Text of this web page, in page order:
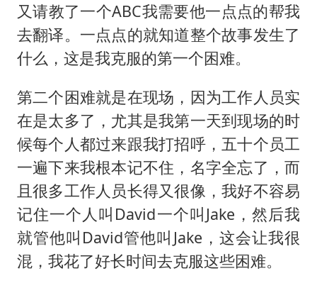
又请教了一个ABC我需要他一点点的帮我
去翻译。一点点的就知道整个故事发生了
什么，这是我克服的第一个困难。
第二个困难就是在现场，因为工作人员实
在是太多了，尤其是我第一天到现场的时
候每个人都过来跟我打招呼，五十个员工
一遍下来我根本记不住，名字全忘了，而
且很多工作人员长得又很像，我好不容易
记住一个人叫David一个叫Jake，然后我
就管他叫David管他叫Jake，这会让我很
混，我花了好长时间去克服这些困难。